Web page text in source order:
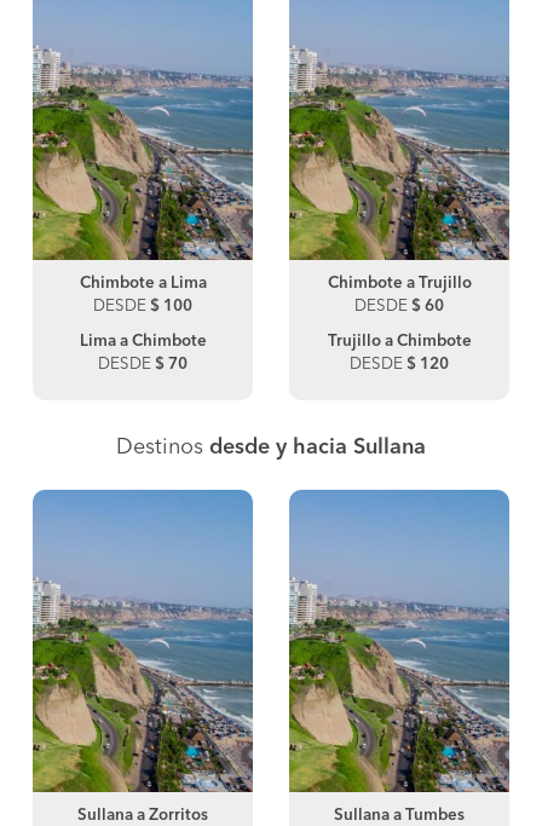
Chimbote a Lima
DESDE $ 100
Lima a Chimbote
DESDE $ 70
Chimbote a Trujillo
DESDE $ 60
Trujillo a Chimbote
DESDE $ 120
Destinos desde y hacia Sullana
Sullana a Zorritos
Sullana a Tumbes